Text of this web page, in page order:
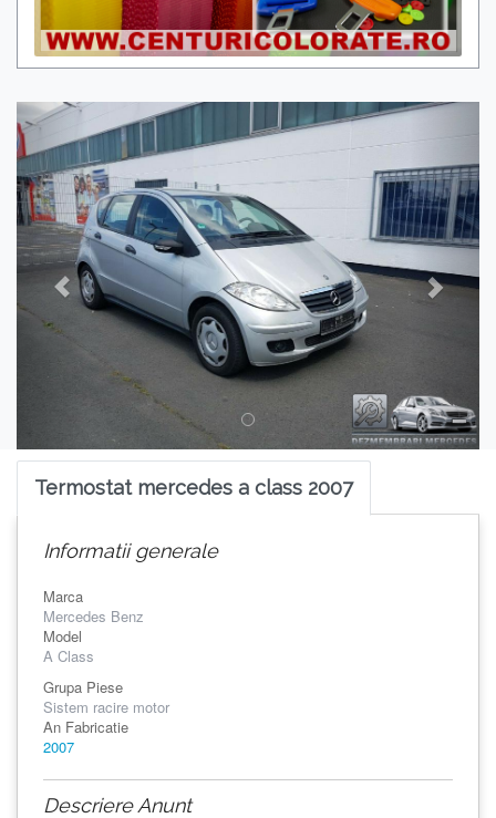
Previous Next
Termostat mercedes a class 2007
Informatii generale
Marca
Mercedes Benz
Model
A Class
Grupa Piese
Sistem racire motor
An Fabricatie
2007
Descriere Anunt